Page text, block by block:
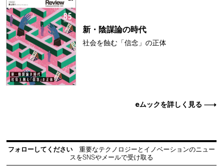
新・陰謀論の時代
社会を蝕む「信念」の正体
eムックを詳しく見る
フォローしてください
重要なテクノロジーとイノベーションのニュー
スをSNSやメールで受け取る